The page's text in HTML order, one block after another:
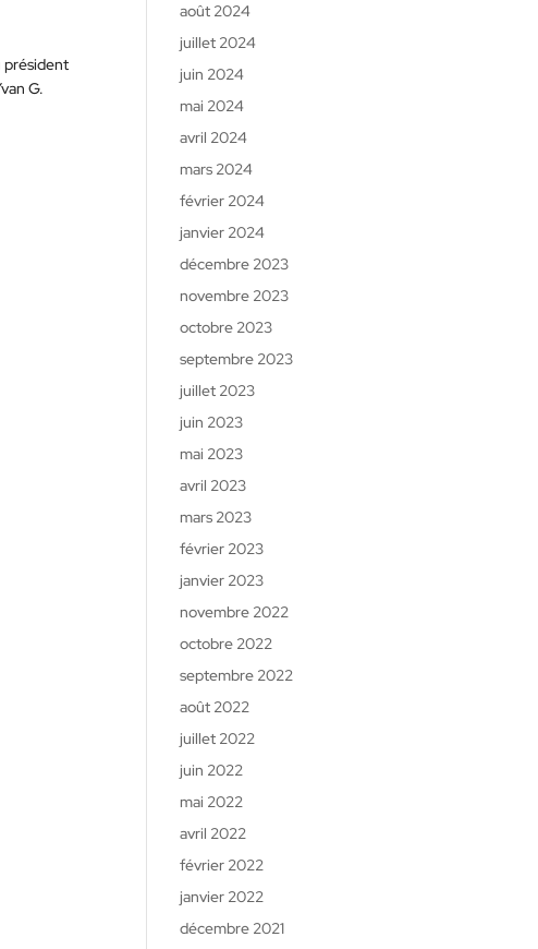
président
G.
août 2024
juillet 2024
juin 2024
mai 2024
avril 2024
mars 2024
février 2024
janvier 2024
décembre 2023
novembre 2023
octobre 2023
septembre 2023
juillet 2023
juin 2023
mai 2023
avril 2023
mars 2023
février 2023
janvier 2023
novembre 2022
octobre 2022
septembre 2022
août 2022
juillet 2022
juin 2022
mai 2022
avril 2022
février 2022
janvier 2022
décembre 2021